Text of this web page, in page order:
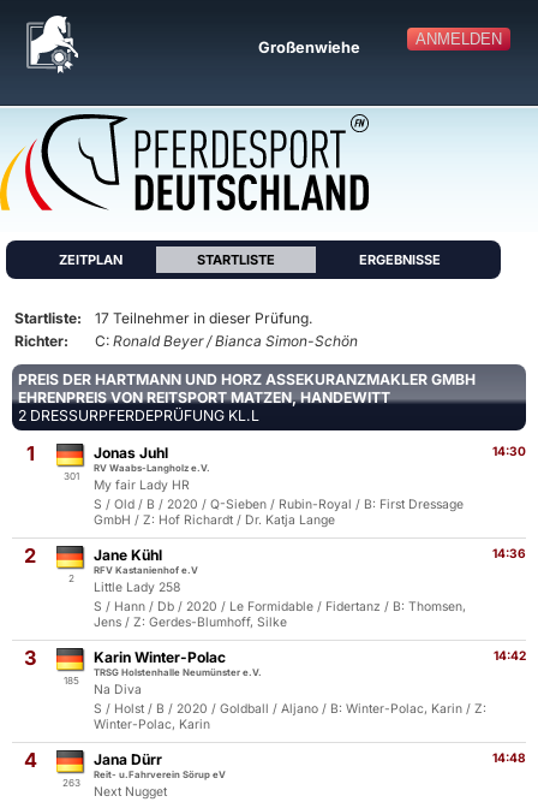
ANMELDEN
Großenwiehe
ZEITPLAN STARTLISTE ERGEBNISSE
Startliste:
17 Teilnehmer in dieser Prüfung.
Richter:
C: Ronald Beyer / Bianca Simon-Schön
PREIS DER HARTMANN UND HORZ ASSEKURANZMAKLER GMBH
EHRENPREIS VON REITSPORT MATZEN, HANDEWITT
2 DRESSURPFERDEPRÜFUNG KL.L
1
301
14:30
Jonas Juhl
RV Waabs-Langholz e.V.
My fair Lady HR
S / Old / B / 2020 / Q-Sieben / Rubin-Royal / B: First Dressage
GmbH / Z: Hof Richardt / Dr. Katja Lange
2
2
14:36
Jane Kühl
RFV Kastanienhof e.V
Little Lady 258
S / Hann / Db / 2020 / Le Formidable / Fidertanz / B: Thomsen,
Jens / Z: Gerdes-Blumhoff, Silke
3
185
14:42
Karin Winter-Polac
TRSG Holstenhalle Neumünster e.V.
Na Diva
S / Holst / B / 2020 / Goldball / Aljano / B: Winter-Polac, Karin / Z:
Winter-Polac, Karin
4
263
14:48
Jana Dürr
Reit- u.Fahrverein Sörup eV
Next Nugget